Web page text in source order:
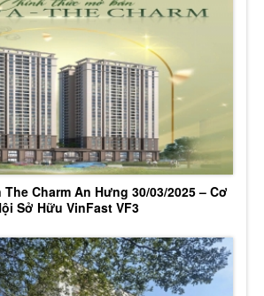
Charm An Hưng 30/03/2025 – Cơ
Sở Hữu VinFast VF3